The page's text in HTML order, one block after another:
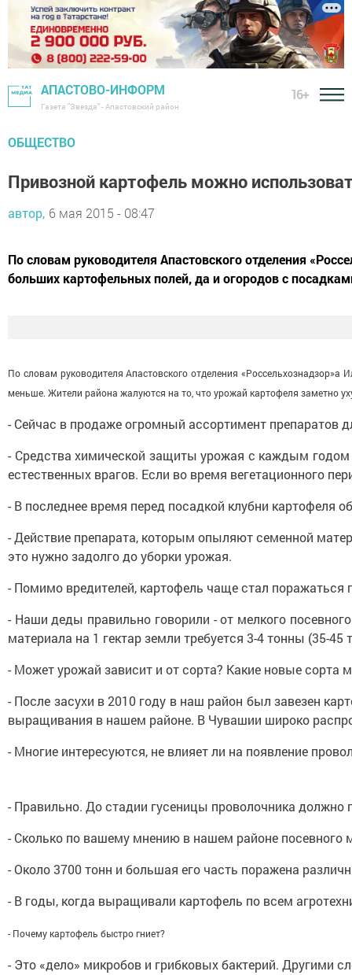
АПАСТОВО-ИНФОРМ
Газета "Звезда" - Апастовский район
16+
ОБЩЕСТВО
Привозной картофель можно
автор, 6 мая 2015 - 08:47
По словам руководителя Апастовского отделения
больших картофельных полей, да и огородов с
По словам руководителя Апастовского отделения
меньше. Жители района жалуются на то, что урожай картофеля заметно
- Сейчас в продаже огромный ассортимент препаратов
- Средства химической защиты урожая с каждым годом
естественных врагов. Если во время вегетационного
- В последнее время перед посадкой клубни картофеля
- Действие препарата, которым опыляют семенной
это нужно задолго до уборки урожая.
- Помимо вредителей, картофель чаще стал поражаться
- Наши деды правильно говорили - от мелкого
материала на 1 гектар земли требуется 3-4 тонны (35-45
- Может урожай зависит и от сорта? Какие новые сорта
- После засухи в 2010 году в наш район был завезен
выращивания в нашем районе. В Чувашии широко
- Многие интересуются, не влияет ли на появление
- Правильно. До стадии гусеницы проволочника должно
- Сколько по вашему мнению в нашем районе посевного
- Около 3700 тонн и большая его часть поражена
- В годы, когда выращивали картофель по всем
- Почему картофель быстро гниет?
- Это «дело» микробов и грибковых бактерий. Другими